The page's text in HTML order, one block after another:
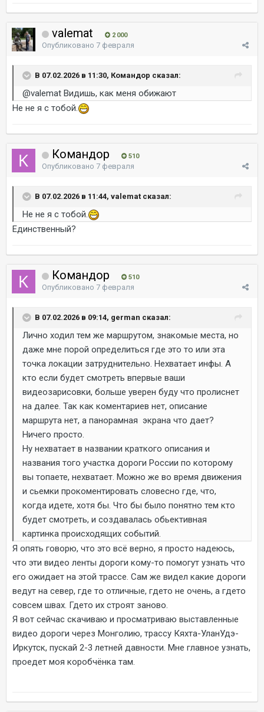
valemat 2 000
Опубликовано 7 февраля
В 07.02.2026 в 11:30, Командор сказал:
@valemat Видишь, как меня обижают
Не не я с тобой.
Командор 510
Опубликовано 7 февраля
В 07.02.2026 в 11:44, valemat сказал:
Не не я с тобой.
Единственный?
Командор 510
Опубликовано 7 февраля
В 07.02.2026 в 09:14, german сказал:
Лично ходил тем же маршрутом, знакомые места, но
даже мне порой определиться где это то или эта
точка локации затруднительно. Нехватает инфы. А
кто если будет смотреть впервые ваши
видеозарисовки, больше уверен буду что пролиснет
на далее. Так как коментариев нет, описание
маршрута нет, а панорамная экрана что дает?
Ничего просто.
Ну нехватает в названии краткого описания и
названия того участка дороги России по которому
вы топаете, нехватает. Можно же во время движения
и сьемки прокоментировать словесно где, что,
когда идете, хотя бы. Что бы было понятно тем кто
будет смотреть, и создавалась обьективная
картинка происходящих событий.
Я опять говорю, что это всё верно, я просто надеюсь,
что эти видео ленты дороги кому-то помогут узнать что
его ожидает на этой трассе. Сам же видел какие дороги
ведут на север, где то отличные, гдето не очень, а гдето
совсем швах. Гдето их строят заново.
Я вот сейчас скачиваю и просматриваю выставленные
видео дороги через Монголию, трассу Кяхта-УланУдэ-
Иркутск, пускай 2-3 летней давности. Мне главное узнать,
проедет моя коробчёнка там.